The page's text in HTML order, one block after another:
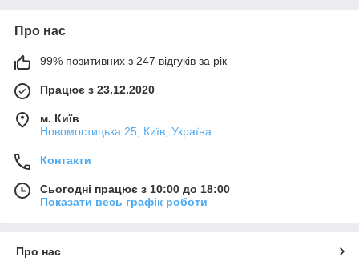
Про нас
99% позитивних з 247 відгуків за рік
Працює з 23.12.2020
м. Київ
Новомостицька 25, Київ, Україна
Контакти
Сьогодні працює з 10:00 до 18:00
Показати весь графік роботи
Про нас